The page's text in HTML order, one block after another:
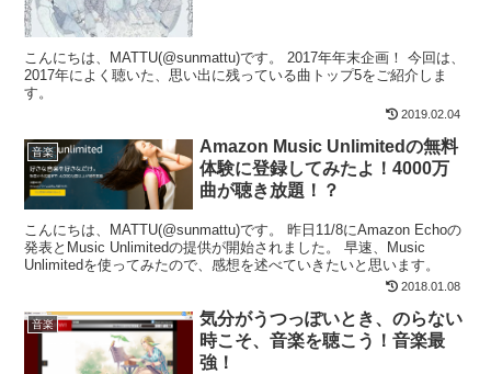
こんにちは、MATTU(@sunmattu)です。 2017年年末企画！ 今回は、
2017年によく聴いた、思い出に残っている曲トップ5をご紹介しま
す。
2019.02.04
音楽
Amazon Music Unlimitedの無料
体験に登録してみたよ！4000万
曲が聴き放題！？
こんにちは、MATTU(@sunmattu)です。 昨日11/8にAmazon Echoの
発表とMusic Unlimitedの提供が開始されました。 早速、Music
Unlimitedを使ってみたので、感想を述べていきたいと思います。
2018.01.08
音楽
気分がうつっぽいとき、のらない
時こそ、音楽を聴こう！音楽最
強！